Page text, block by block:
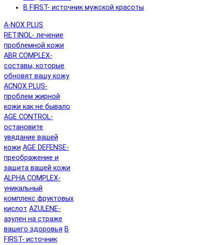
B FIRST- источник мужской красоты
A-NOX PLUS
RETINOL- лечение
проблемной кожи
ABR COMPLEX-
составы, которые
обновят вашу кожу
ACNOX PLUS-
проблем жирной
кожи как не бывало
AGE CONTROL-
остановите
увядание вашей
кожи AGE DEFENSE-
преображение и
защита вашей кожи
ALPHA COMPLEX-
уникальный
комплекс фруктовых
кислот AZULENE-
азулен на страже
вашего здоровья B
FIRST- источник